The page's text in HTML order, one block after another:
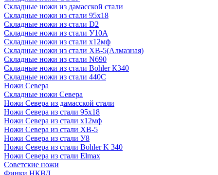
Складные ножи из дамасской стали
Складные ножи из стали 95х18
Складные ножи из стали D2
Складные ножи из стали У10А
Складные ножи из стали х12мф
Складные ножи из стали ХВ-5(Алмазная)
Складные ножи из стали N690
Складные ножи из стали Bohler К340
Складные ножи из стали 440С
Ножи Севера
Складные ножи Севера
Ножи Севера из дамасской стали
Ножи Севера из стали 95х18
Ножи Севера из стали х12мф
Ножи Севера из стали ХВ-5
Ножи Севера из стали У8
Ножи Севера из стали Bohler K 340
Ножи Севера из стали Elmax
Советские ножи
Финки НКВД